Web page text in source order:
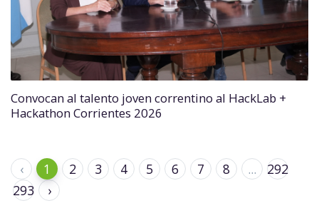
Convocan al talento joven correntino al HackLab +
Hackathon Corrientes 2026
‹ 1 2 3 4 5 6 7 8 ...
292
293
›